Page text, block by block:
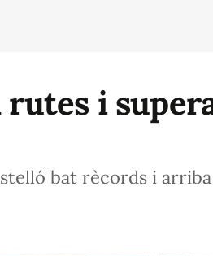
i
bat rècords i